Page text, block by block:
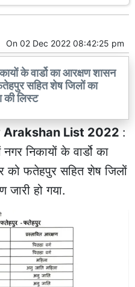
On 02 Dec 2022 08:42:25 pm
के वार्डो का आरक्षण शासन
सहित शेष जिलों का
की लिस्ट
List 2022 :
निकायों के वार्डो का
को फतेहपुर सहित शेष जिलों
जारी हो गया.